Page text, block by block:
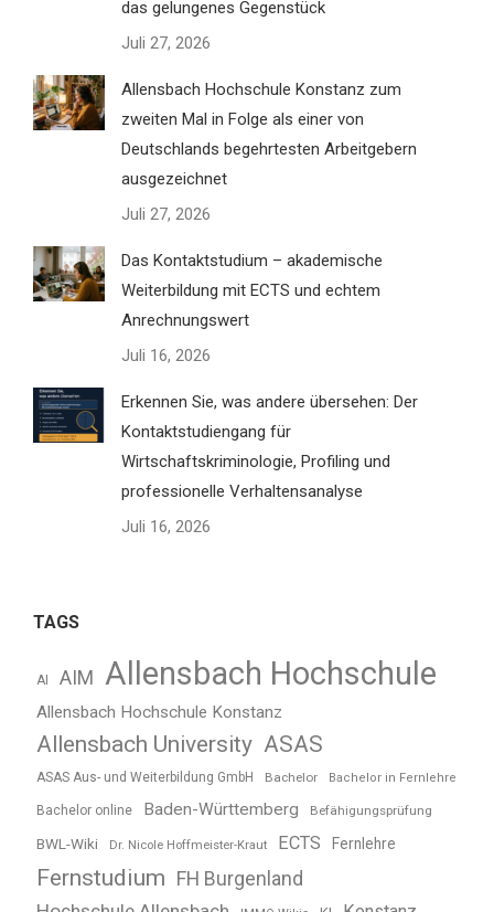
das gelungenes Gegenstück
Juli 27, 2026
Allensbach Hochschule Konstanz zum
zweiten Mal in Folge als einer von
Deutschlands begehrtesten Arbeitgebern
ausgezeichnet
Juli 27, 2026
Das Kontaktstudium – akademische
Weiterbildung mit ECTS und echtem
Anrechnungswert
Juli 16, 2026
Erkennen Sie, was andere übersehen: Der
Kontaktstudiengang für
Wirtschaftskriminologie, Profiling und
professionelle Verhaltensanalyse
Juli 16, 2026
TAGS
AI AIM Allensbach Hochschule
Allensbach Hochschule Konstanz
Allensbach University ASAS
ASAS Aus- und Weiterbildung GmbH Bachelor Bachelor in Fernlehre
Bachelor online Baden-Württemberg Befähigungsprüfung
BWL-Wiki Dr. Nicole Hoffmeister-Kraut ECTS Fernlehre
Fernstudium
FH Burgenland